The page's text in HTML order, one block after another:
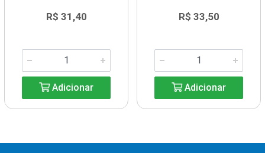
R$ 31,40
Adicionar
R$ 33,50
Adicionar